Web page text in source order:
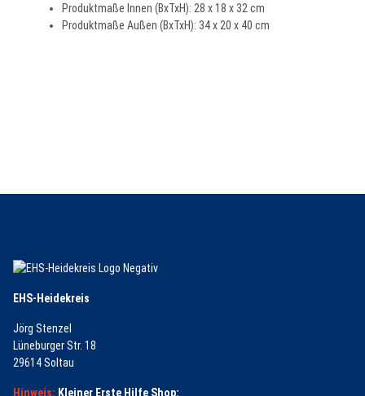
Produktmaße Innen (BxTxH): 28 x 18 x 32 cm
Produktmaße Außen (BxTxH): 34 x 20 x 40 cm
EHS-Heidekreis
Jörg Stenzel
Lüneburger Str. 18
29614 Soltau
Hinweis: Kleiner Erste Hilfe Shop: